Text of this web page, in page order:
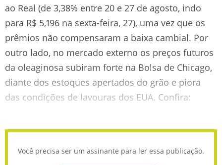
ao Real (de 3,38% entre 20 e 27 de agosto, indo
para R$ 5,196 na sexta-feira, 27), uma vez que os
prêmios não compensaram a baixa cambial. Por
outro lado, no mercado externo os preços futuros
da oleaginosa subiram forte na Bolsa de Chicago,
diante dos estoques apertados do grão e piora
das condições de lavouras dos EUA. Confira:
Você precisa ser um assinante para ler essa publicação.